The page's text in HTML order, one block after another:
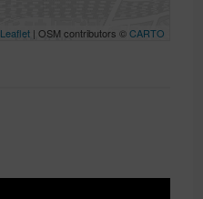
Leaflet| OSM contributors ©CARTO